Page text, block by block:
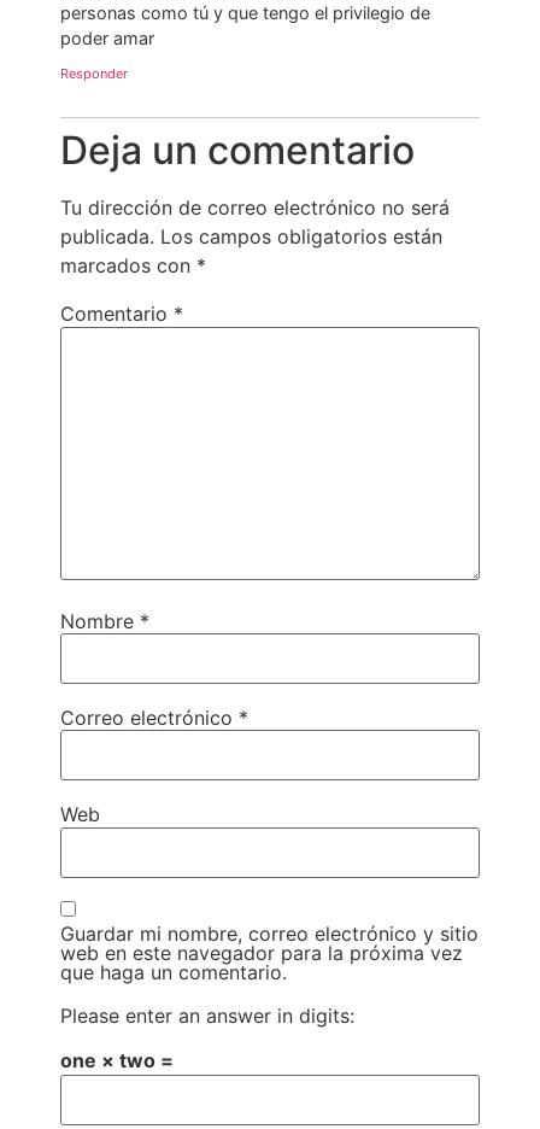
personas como tú y que tengo el privilegio de
poder amar
Responder
Deja un comentario
Tu dirección de correo electrónico no será
publicada. Los campos obligatorios están
marcados con *
Comentario *
Nombre *
Correo electrónico *
Web
Guardar mi nombre, correo electrónico y sitio
web en este navegador para la próxima vez
que haga un comentario.
Please enter an answer in digits:
one × two =